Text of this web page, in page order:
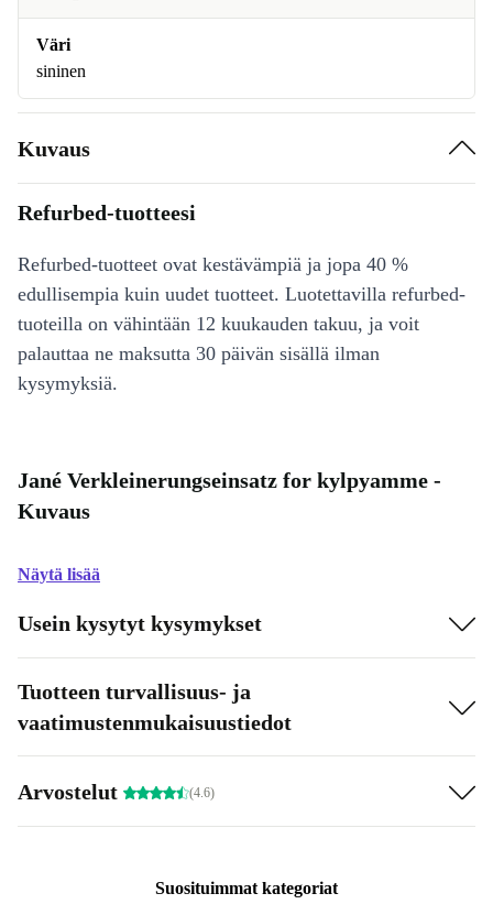
Väri
sininen
Kuvaus
Refurbed-tuotteesi
Refurbed-tuotteet ovat kestävämpiä ja jopa 40 %
edullisempia kuin uudet tuotteet. Luotettavilla refurbed-
tuoteilla on vähintään 12 kuukauden takuu, ja voit
palauttaa ne maksutta 30 päivän sisällä ilman
kysymyksiä.
Jané Verkleinerungseinsatz for kylpyamme -
Kuvaus
Näytä lisää
Usein kysytyt kysymykset
Tuotteen turvallisuus- ja
vaatimustenmukaisuustiedot
Arvostelut (4.6)
Suosituimmat kategoriat